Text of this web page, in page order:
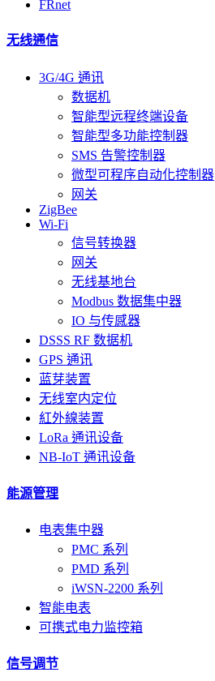
FRnet
无线通信
3G/4G 通讯
数据机
智能型远程终端设备
智能型多功能控制器
SMS 告警控制器
微型可程序自动化控制器
网关
ZigBee
Wi-Fi
信号转换器
网关
无线基地台
Modbus 数据集中器
IO 与传感器
DSSS RF 数据机
GPS 通讯
蓝芽装置
无线室内定位
紅外線装置
LoRa 通讯设备
NB-IoT 通讯设备
能源管理
电表集中器
PMC 系列
PMD 系列
iWSN-2200 系列
智能电表
可携式电力监控箱
信号调节